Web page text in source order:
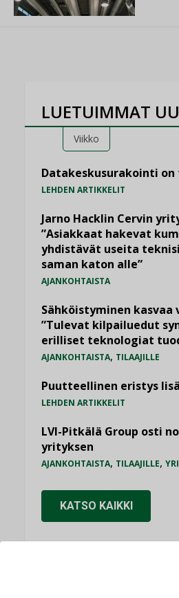
LUETUIMMAT
Viikko
Datakeskusurakointi
LEHDEN ARTIKKELIT
Jarno Hacklin Cervin
”Asiakkaat hakevat
yhdistävät useita
saman katon alle”
AJANKOHTAISTA
Sähköistyminen
”Tulevat kilpailuedut
erilliset teknologiat
AJANKOHTAISTA, TILAAJILLE
Puutteellinen eristys
LEHDEN ARTIKKELIT
LVI-Pitkälä Group osti
yrityksen
AJANKOHTAISTA, TILAAJILLE,
KATSO KAIKKI